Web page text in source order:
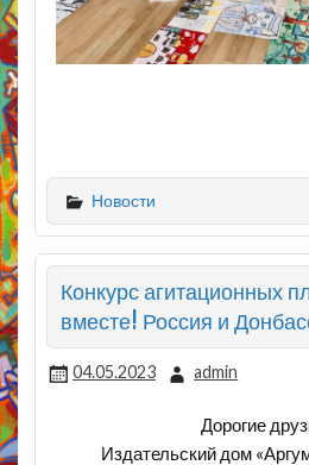
Новости
Конкурс агитационных
вместе! Россия и
04.05.2023 admin
Дорогие
Издательский дом